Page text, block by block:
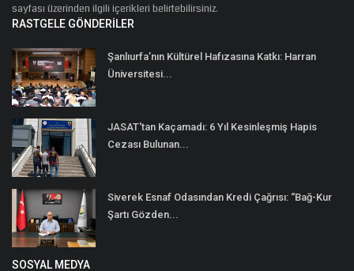
sayfası üzerinden ilgili içerikleri belirtebilirsiniz.
RASTGELE GÖNDERILER
Şanlıurfa’nın Kültürel Hafızasına Katkı: Harran
Üniversitesi...
JASAT'tan Kaçamadı: 6 Yıl Kesinleşmiş Hapis
Cezası Bulunan...
Siverek Esnaf Odasından Kredi Çağrısı: “Bağ-Kur
Şartı Gözden...
SOSYAL MEDYA